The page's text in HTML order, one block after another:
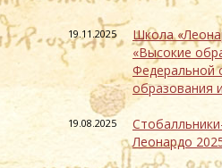
19.11.2025
Школа
«Высокие
Федеральной
образования
19.08.2025
Леонардо